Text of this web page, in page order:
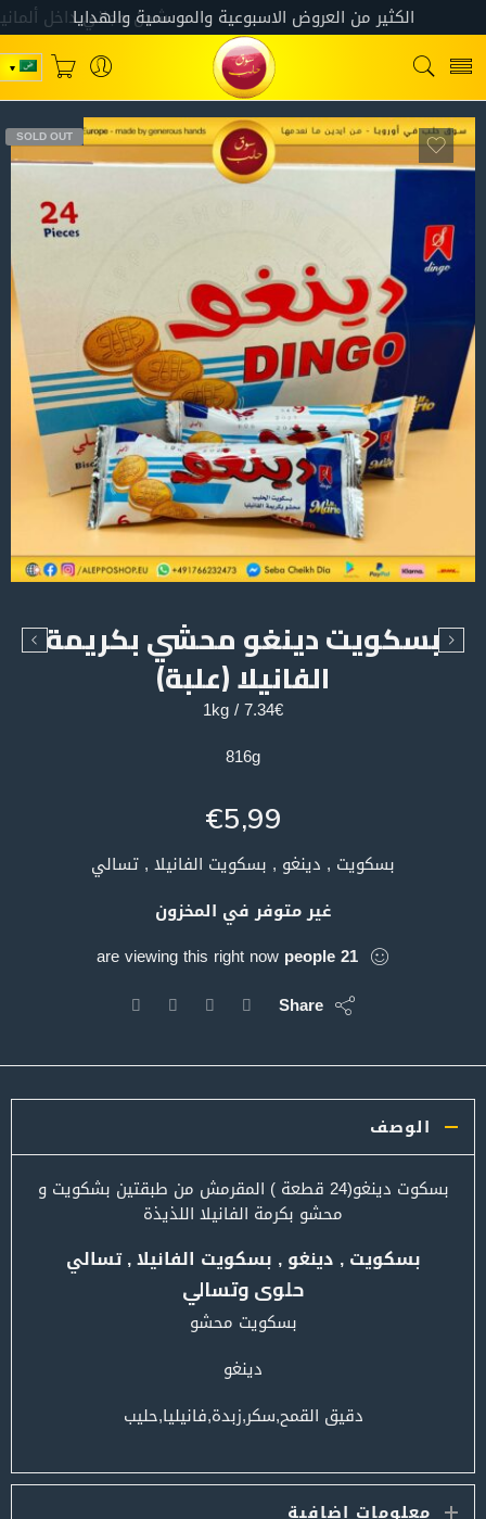
SOLD OUT
بسكويت دينغو محشي بكريمة
الفانيلا (علبة)
7.34€ / 1kg
816g
€5,99
بسكويت , دينغو , بسكويت الفانيلا , تسالي
غير متوفر في المخزون
21
people
are viewing this right now
Share
الوصف
بسكوت دينغو(24 قطعة ) المقرمش من طبقتين بشكويت و
محشو بكرمة الفانيلا اللذيذة
بسكويت , دينغو , بسكويت الفانيلا , تسالي
حلوى وتسالي
بسكويت محشو
دينغو
دقيق القمح,سكر,زبدة,فانيليا,حليب
معلومات إضافية